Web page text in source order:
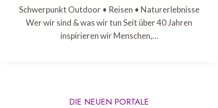
Schwerpunkt Outdoor • Reisen • Naturerlebnisse
Wer wir sind & was wir tun Seit über 40 Jahren
inspirieren wir Menschen,…
DIE NEUEN PORTALE